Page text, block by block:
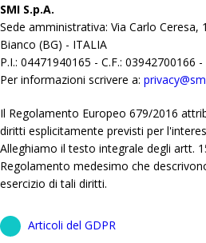
SMI S.p.A.
Sede amministrativa: Via Carlo Ceresa,
Bianco (BG) - ITALIA
P.I.: 04471940165 - C.F.: 03942700166 -
Per informazioni scrivere a:
Il Regolamento Europeo 679/2016
diritti esplicitamente previsti per
Alleghiamo il testo integrale degli artt.
Regolamento medesimo che
esercizio di tali diritti.
Articoli del GDPR